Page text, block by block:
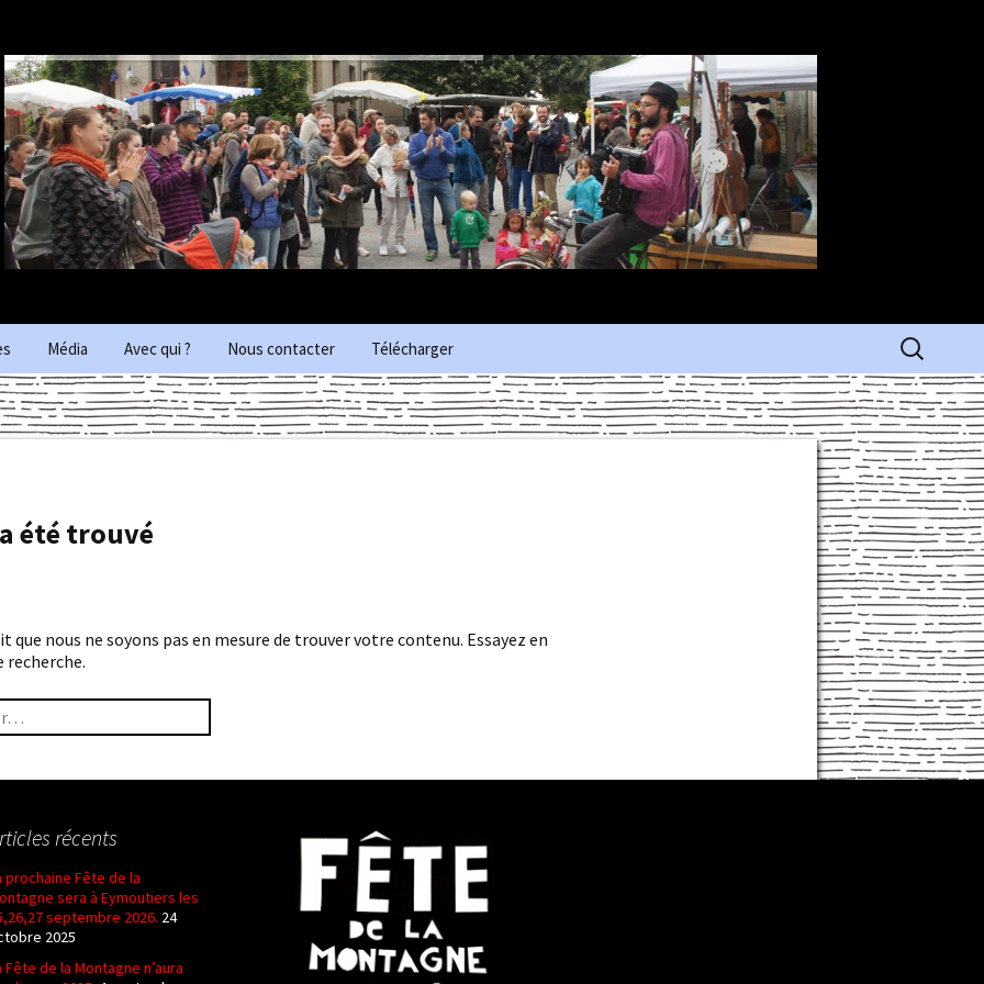
des
Média
Photos Photos 2023 Peyrat-le-
château
Les affiches
Avec qui ? Nous contacter Télécharger
Rechercher
été trouvé
recherche.
récents
prochaine Fête de la
sera à Eymoutiers les
septembre 2026. 24
2025
Fête de la Montagne n’aura